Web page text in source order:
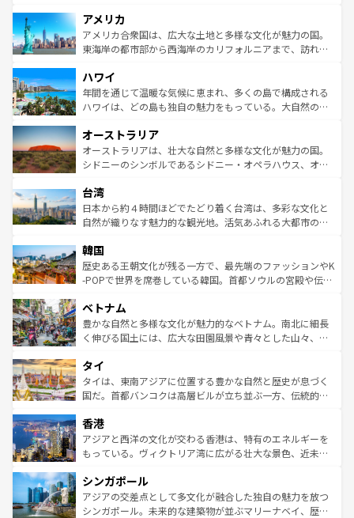
ンツ一覧を参照してほしい。
の建物がそのまま残る町や、スイスならではのユニークな
博物館もあり、アルプス観光だけでなく町歩きも満喫する
ことができる。国民の所得が高いため物価も高いが、旅行
ば市内交通費無料で観光を楽しむこともできる。 なお、新
着のスイス情報はコンテンツ一覧 を参照してほしい。
アメリカ
アメリカ合衆国は、広大な土地と多様な文化が魅力の国。
東海岸の都市部から西海岸のカリフォルニアまで、訪れる
のような巨大都市は、観光、ショッピング、エンターテイ
ンメントが詰まった刺激的なスポットだ。一方、アメリカ
西部には大自然が広がり、グランドキャニオンやイエロー
部のニューオーリンズでは、音楽と美食が融合した独特の
文化が魅力。旅行者はアメリカの各地域で異なる魅力を楽
しみながら、その多様性と豊かな歴史を感じることができ
ならではの贅沢な旅のスタイルだ。 なお、新着のアメリカ
情報はコンテンツ一覧を参照してほしい。
ハワイ
年間を通じて温暖な気候に恵まれ、多くの島で構成される
ハワイは、どの島も独自の魅力をもっている。大自然の神
ワイ島は見逃せない。また、定番の観光地といえばオアフ
島だが、静かな自然を求めるならマウイ島やカウアイ島が
おすすめ。エメラルドグリーンに輝く海をはじめ、豊かな
れるおもてなしの心で訪れる人々を迎えてくれるハワイの
人々、おいしいローカルフードやハワイアンミュージッ
ク、伝統的なフラダンスなど、すべてがハワイの魅力を彩
ワイを、存分に味わってほしい。 なお、新着のハワイ情報
はコンテンツ一覧を参照してほしい。
オーストラリア
オーストラリアは、壮大な自然と多様な文化が魅力の国。
シドニーのシンボルであるシドニー・オペラハウス、オー
リアリーフや大陸中央部にそびえるウルル（エアーズロッ
ク）、タスマニアの美しい原生林やケアンズの熱帯雨林な
ど、見どころがたくさん。また、カフェやワイン、オージ
いる。アクティビティも充実しており、サーフィンやダイ
ビング、ハイキングなど、アウトドア好きにはたまらな
い。オーストラリアの多彩な魅力を存分に味わいつくそ
参照してほしい。
台湾
日本から約４時間ほどでたどり着く台湾は、多彩な文化と
自然が織りなす魅力的な観光地。活気あふれる大都市の台
ン）、静ひつな山岳地帯である台湾東部など、都市の喧騒
と山間の静けさが共存しており、訪れる人に新しい発見と
驚きをもたらしてくれる。また、奥深い台湾の食文化も魅
容にもいいと評判のスイーツなど、バラエティ豊かな料理
が味わえる。 なお、新着の台湾情報は コンテンツ一覧を参
照してほしい。
韓国
歴史ある王朝文化が残る一方で、最先端のファッションやK
-POPで世界を席巻している韓国。首都ソウルの宮殿や伝統
き、地方に足を延ばせば四季折々の自然美を楽しむことが
できる。そして、キムチや焼肉、絶品のストリートフード
まで、さまざまな韓国料理が待っている。夜には、韓国な
リティに包まれながら、韓国の多彩な魅力を心ゆくまで味
わってみてほしい。 なお、新着の韓国情報はコンテンツ一
覧を参照してほしい。
ベトナム
豊かな自然と多様な文化が魅力的なベトナム。南北に細長
く伸びる国土には、広大な田園風景や青々とした山々、世
急速な発展と共に伝統が息づく。ハノイの古い町並みやホ
ーチミン市のフランス統治時代の建物も、独特の雰囲気を
醸し出している。また、バラエティの豊かさとおいしさで
とつ。フォーやバインミー、ベトナムコーヒーなどは、ぜ
ひ現地で味わいたい。どの地域を訪れてもあたたかい人々
が旅行者を迎えてくれるので、きっと忘れられない旅にな
参照してほしい。
タイ
タイは、東南アジアに位置する豊かな自然と歴史が息づく
国だ。首都バンコクは高層ビルが立ち並ぶ一方、伝統的な
の活気が交差している。北部ではチェンマイなどの山岳地
帯で自然と触れ合い、南部ではプーケットやクラビの美し
いビーチでリゾート気分を楽しむことができる。タイ料理
激する。気候は一年中温暖で、どの季節にも異なる楽しみ
が待っている。親しみやすいタイの人々、仏教を中心とし
た文化、そして多様な観光資源が、訪れる旅人を魅了し続
香港
アジアと西洋の文化が交わる香港は、特有のエネルギーを
もっている。ヴィクトリア湾に広がる壮大な景色、近未来
み、どこを訪れても感動するはず。観光スポットが密集し
ており、効率よく見どころを回れるのも魅力。息をのむよ
うな絶景から文化的な体験まで、香港を存分に楽しみ尽く
シンガポール
アジアの交差点として多文化が融合した独自の魅力を放つ
シンガポール。未来的な建築物が並ぶマリーナベイ、歴史